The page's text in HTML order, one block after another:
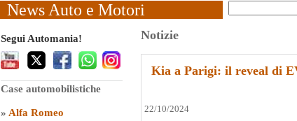
News Auto e Motori
Segui Automania!
Case automobilistiche
» Alfa Romeo
Notizie
Kia a Parigi: il reveal di
22/10/2024